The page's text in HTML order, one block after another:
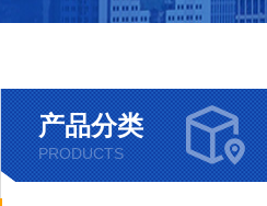
产品分类
PRODUCTS